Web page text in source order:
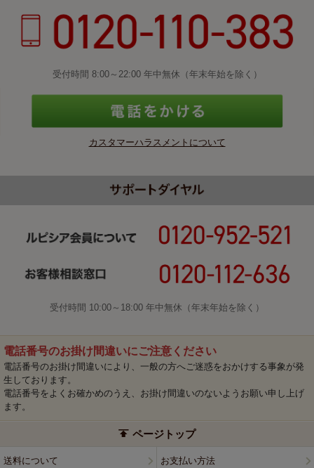
受付時間 8:00～22:00 年中無休（年末年始を除く）
カスタマーハラスメントについて
受付時間 10:00～18:00 年中無休（年末年始を除く）
電話番号のお掛け間違いにご注意ください
電話番号のお掛け間違いにより、一般の方へご迷惑をおかけする事象が発
生しております。
電話番号をよくお確かめのうえ、お掛け間違いのないようお願い申し上げ
ます。
ページトップ
送料について お支払い方法